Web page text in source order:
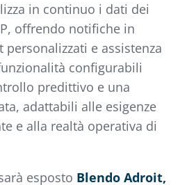
in continuo i dati dei
offrendo notifiche in
e assistenza
configurabili
predittivo e una
adattabili alle esigenze
e alla realtà operativa di
esposto Blendo Adroit,